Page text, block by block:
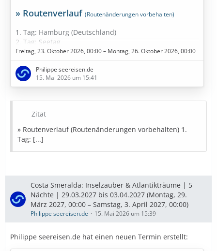
» Routenverlauf (Routenänderungen vorbehalten)
1. Tag: Hamburg (Deutschland)
2. Tag: Seetag
3. Tag: Kopenhagen (Dänemark)
4. Tag: Kiel (Deutschland)
» Bestpreise in Sicht
» Bestpreise für eure Urlaubsplanung
Ausflugstipps
Freitag, 23. Oktober 2026, 00:00 – Montag, 26. Oktober 2026, 00:00
Philippe seereisen.de
15. Mai 2026 um 15:41
Zitat
» Routenverlauf (Routenänderungen vorbehalten) 1.
Tag: [...]
Costa Smeralda: Inselzauber & Atlantikträume | 5
Nächte | 29.03.2027 bis 03.04.2027 (Montag, 29.
März 2027, 00:00 – Samstag, 3. April 2027, 00:00)
Philippe seereisen.de 15. Mai 2026 um 15:39
Philippe seereisen.de hat einen neuen Termin erstellt: